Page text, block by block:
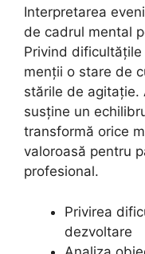
Interpretarea
de cadrul mental
Privind
menții o stare de
stările de agitație.
susține un
transformă orice
valoroasă pentru
profesional.
Privirea
dezvoltare